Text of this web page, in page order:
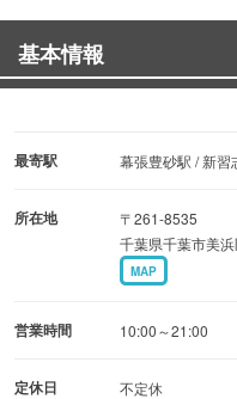
いかわ（小倉あん）」「
（チョコレート）」が展
3種の新フレーバーが登
オ）」、苺の果実をビタ
が入った「ハチワレ（苺
味、コクがほどよく調和
（レアチーズ）」が用意
基本情報
最寄駅 幕張豊砂駅 / 新習
所在地
〒261-8535
千葉県千葉市美
MAP
営業時間 10:00～21:00
定休日 不定休